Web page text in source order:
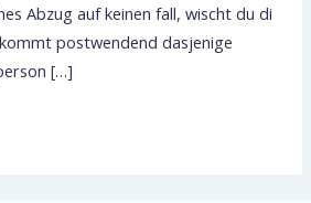
Abzug auf keinen fall, wischt du di
postwendend dasjenige
[…]